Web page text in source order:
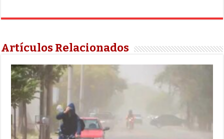
Artículos Relacionados